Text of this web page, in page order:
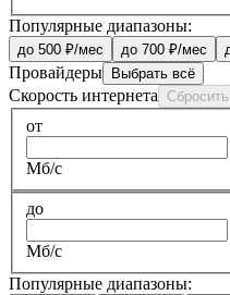
Популярные диапазоны:
до 500 ₽/мес до 700 ₽/мес
Провайдеры Выбрать всё
Скорость интернета Сбросить
от
Мб/с
до
Мб/с
Популярные диапазоны: